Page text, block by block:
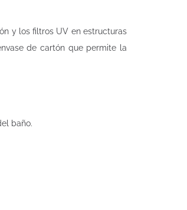
y los filtros UV en estructuras
de cartón que permite la
baño.